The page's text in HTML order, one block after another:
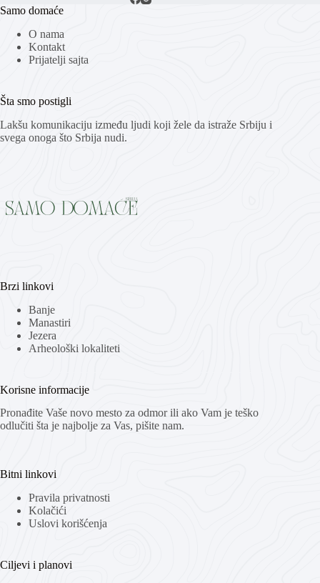
Samo domaće
O nama
Kontakt
Prijatelji sajta
Šta smo postigli
Lakšu komunikaciju između ljudi koji žele da istraže Srbiju i
svega onoga što Srbija nudi.
Brzi linkovi
Banje
Manastiri
Jezera
Arheološki lokaliteti
Korisne informacije
Pronađite Vaše novo mesto za odmor ili ako Vam je teško
odlučiti šta je najbolje za Vas, pišite nam.
Bitni linkovi
Pravila privatnosti
Kolačići
Uslovi korišćenja
Ciljevi i planovi